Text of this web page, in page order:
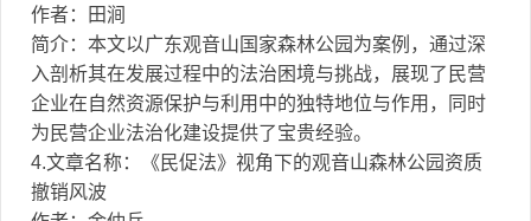
作者：田涧
简介：本文以广东观音山国家森林公园为案例，通过深
入剖析其在发展过程中的法治困境与挑战，展现了民营
企业在自然资源保护与利用中的独特地位与作用，同时
为民营企业法治化建设提供了宝贵经验。
4.文章名称：《民促法》视角下的观音山森林公园资质
撤销风波